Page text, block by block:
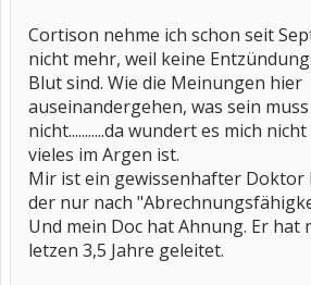
Cortison nehme ich schon seit
nicht mehr, weil keine
Blut sind. Wie die Meinungen hier
auseinandergehen, was sein
nicht...........da wundert es mich
vieles im Argen ist.
Mir ist ein gewissenhafter Doktor
der nur nach
Und mein Doc hat Ahnung. Er hat
letzen 3,5 Jahre geleitet.